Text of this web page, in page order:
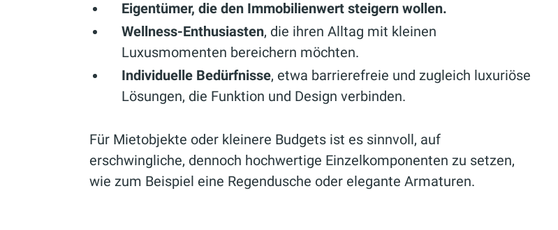
Eigentümer, die den Immobilienwert steigern wollen.
Wellness-Enthusiasten, die ihren Alltag mit kleinen
Luxusmomenten bereichern möchten.
Individuelle Bedürfnisse, etwa barrierefreie und zugleich luxuriöse
Lösungen, die Funktion und Design verbinden.
Für Mietobjekte oder kleinere Budgets ist es sinnvoll, auf
erschwingliche, dennoch hochwertige Einzelkomponenten zu setzen,
wie zum Beispiel eine Regendusche oder elegante Armaturen.